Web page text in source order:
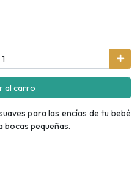
al carro
para las encías de tu bebé
pequeñas.